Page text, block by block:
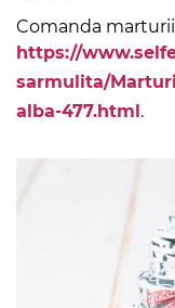
Comanda
https://
sarmulita/
alba-477.html.